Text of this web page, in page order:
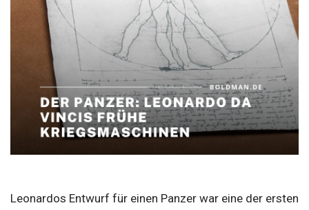
Leonardos Entwurf für einen Panzer war eine der ersten